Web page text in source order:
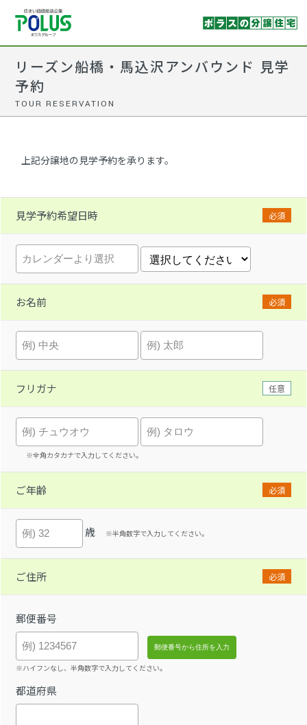
リーズン船橋・馬込沢アンバウンド 見学
予約
TOUR RESERVATION
上記分譲地の見学予約を承ります。
見学予約希望日時 必須
お名前 必須
フリガナ 任意
※全角カタカナで入力してください。
ご年齢 必須
歳 ※半角数字で入力してください。
ご住所 必須
郵便番号
※ハイフンなし、半角数字で入力してください。
都道府県